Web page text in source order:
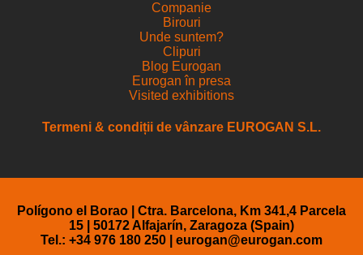
Companie
Birouri
Unde suntem?
Clipuri
Blog Eurogan
Eurogan în presa
Visited exhibitions
Termeni & condiții de vânzare EUROGAN S.L.
Polígono el Borao | Ctra. Barcelona, Km 341,4 Parcela
15 | 50172 Alfajarín, Zaragoza (Spain)
Tel.: +34 976 180 250 | eurogan@eurogan.com